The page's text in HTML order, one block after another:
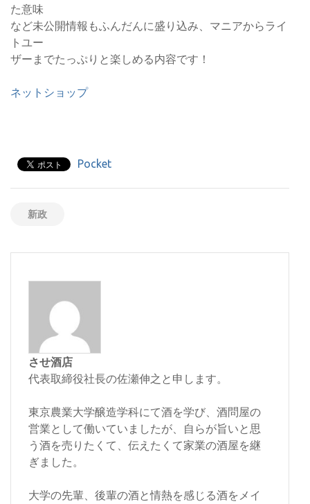
た意味
など未公開情報もふんだんに盛り込み、マニアからライ
トユー
ザーまでたっぷりと楽しめる内容です！
ネットショップ
Pocket
新政
させ酒店
代表取締役社長の佐瀬伸之と申します。
東京農業大学醸造学科にて酒を学び、酒問屋の
営業として働いていましたが、自らが旨いと思
う酒を売りたくて、伝えたくて家業の酒屋を継
ぎました。
大学の先輩、後輩の酒と情熱を感じる酒をメイ